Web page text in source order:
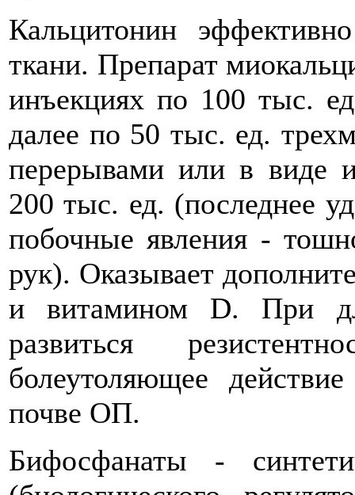
Кальцитонин
ткани. Препарат
инъекциях по 100 тыс.
далее по 50 тыс. ед.
перерывами или в виде
200 тыс. ед. (последнее
побочные явления -
рук). Оказывает
и витамином D. При
развиться
болеутоляющее
почве ОП.
Бифосфанаты -